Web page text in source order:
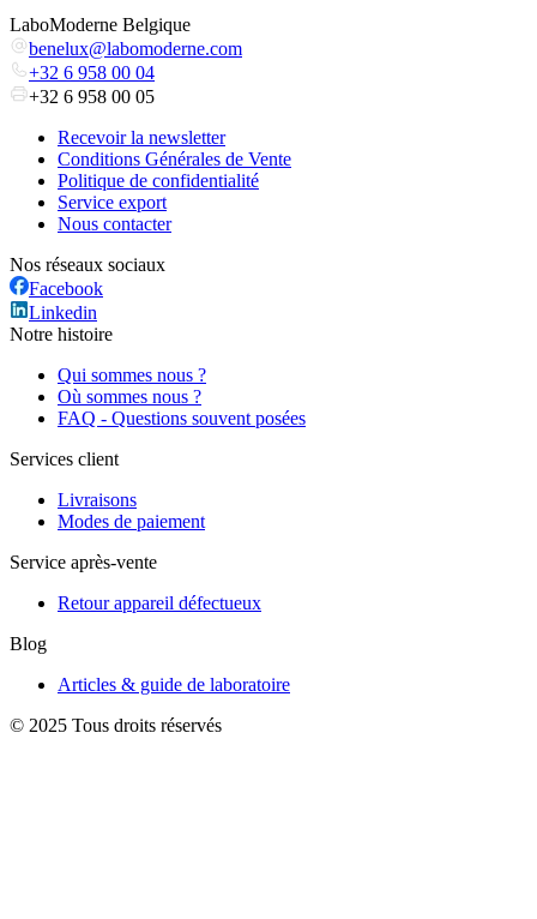
LaboModerne Belgique
benelux@labomoderne.com
+32 6 958 00 04
+32 6 958 00 05
Recevoir la newsletter
Conditions Générales de Vente
Politique de confidentialité
Service export
Nous contacter
Nos réseaux sociaux
Facebook
Linkedin
Notre histoire
Qui sommes nous ?
Où sommes nous ?
FAQ - Questions souvent posées
Services client
Livraisons
Modes de paiement
Service après-vente
Retour appareil défectueux
Blog
Articles & guide de laboratoire
© 2025 Tous droits réservés